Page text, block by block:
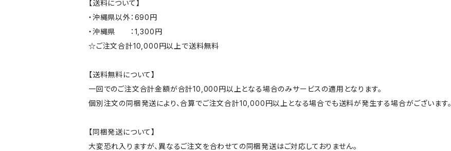
【送料について】
・沖縄県以外：690円
・沖縄県 ：1,300円
☆ご注文合計10,000円以上で送料無料
【送料無料について】
一回でのご注文合計金額が合計10,000円以上となる場合のみサービスの適用となります。
個別注文の同梱発送により、合算でご注文合計10,000円以上となる場合でも送料が発生する場合がございます。
【同梱発送について】
大変恐れ入りますが、異なるご注文を合わせての同梱発送はご対応しておりません。